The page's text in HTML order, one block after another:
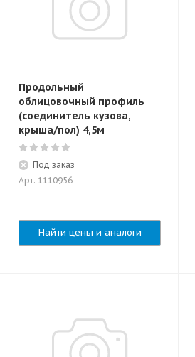
Продольный
облицовочный профиль
(cоединитель кузова,
крыша/пол) 4,5м
Под заказ
Арт: 1110956
Найти цены и аналоги